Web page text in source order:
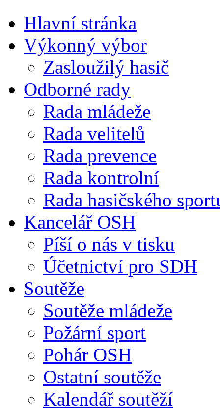
Hlavní stránka
Výkonný výbor
Zasloužilý hasič
Odborné rady
Rada mládeže
Rada velitelů
Rada prevence
Rada kontrolní
Rada hasičského
Kancelář OSH
Píší o nás v tisku
Účetnictví pro SDH
Soutěže
Soutěže mládeže
Požární sport
Pohár OSH
Ostatní soutěže
Kalendář soutěží